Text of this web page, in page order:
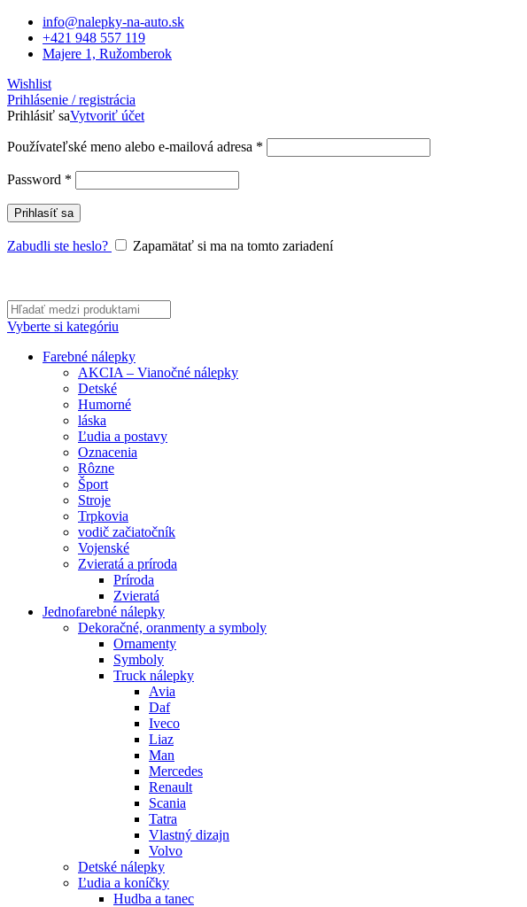
info@nalepky-na-auto.sk
+421 948 557 119
Majere 1, Ružomberok
Wishlist
Prihlásenie / registrácia
Prihlásiť saVytvoriť účet
Používateľské meno alebo e-mailová adresa *
Password *
Prihlasíť sa
Zabudli ste heslo? Zapamätať si ma na tomto zariadení
Vyberte si kategóriu
Farebné nálepky
AKCIA – Vianočné nálepky
Detské
Humorné
láska
Ľudia a postavy
Oznacenia
Rôzne
Šport
Stroje
Trpkovia
vodič začiatočník
Vojenské
Zvieratá a príroda
Príroda
Zvieratá
Jednofarebné nálepky
Dekoračné, oranmenty a symboly
Ornamenty
Symboly
Truck nálepky
Avia
Daf
Iveco
Liaz
Man
Mercedes
Renault
Scania
Tatra
Vlastný dizajn
Volvo
Detské nálepky
Ľudia a koníčky
Hudba a tanec